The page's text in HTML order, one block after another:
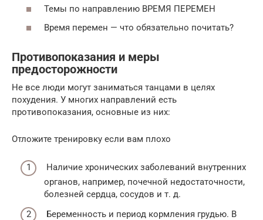
Темы по направлению ВРЕМЯ ПЕРЕМЕН
Время перемен — что обязательно почитать?
Противопоказания и меры
предосторожности
Не все люди могут заниматься танцами в целях
похудения. У многих направлений есть
противопоказания, основные из них:
Отложите тренировку если вам плохо
Наличие хронических заболеваний внутренних
органов, например, почечной недостаточности,
болезней сердца, сосудов и т. д.
Беременность и период кормления грудью. В